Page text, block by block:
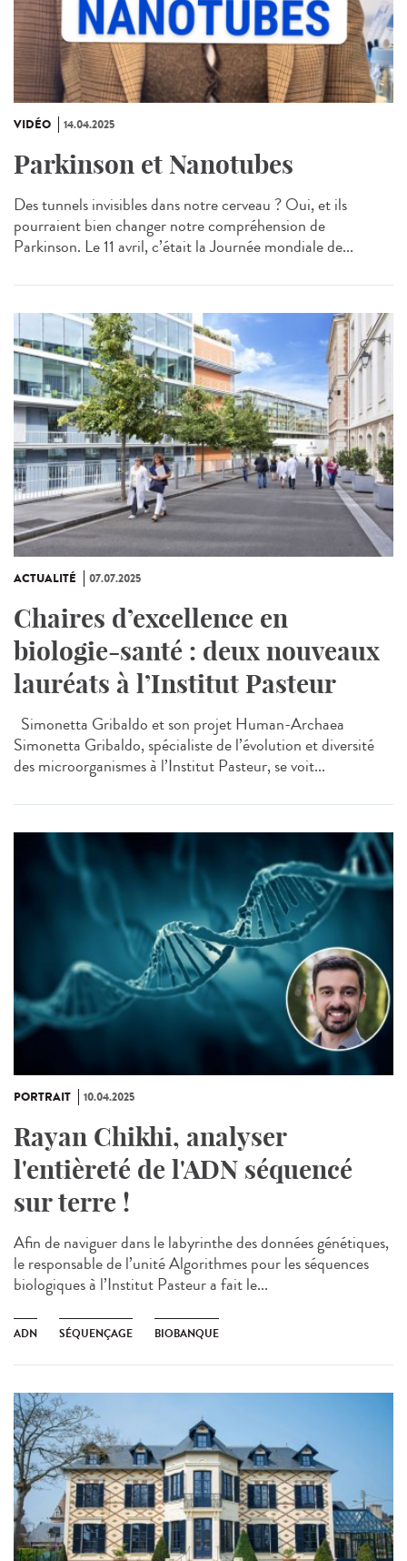
VIDÉO 14.04.2025
Parkinson et Nanotubes
Des tunnels invisibles dans notre cerveau ? Oui, et ils
pourraient bien changer notre compréhension de
Parkinson. Le 11 avril, c’était la Journée mondiale de...
ACTUALITÉ 07.07.2025
Chaires d’excellence en
biologie-santé : deux nouveaux
lauréats à l’Institut Pasteur
Simonetta Gribaldo et son projet Human-Archaea
Simonetta Gribaldo, spécialiste de l’évolution et diversité
des microorganismes à l’Institut Pasteur, se voit...
PORTRAIT 10.04.2025
Rayan Chikhi, analyser
l'entièreté de l'ADN séquencé
sur terre !
Afin de naviguer dans le labyrinthe des données génétiques,
le responsable de l’unité Algorithmes pour les séquences
biologiques à l’Institut Pasteur a fait le...
ADN SÉQUENÇAGE BIOBANQUE